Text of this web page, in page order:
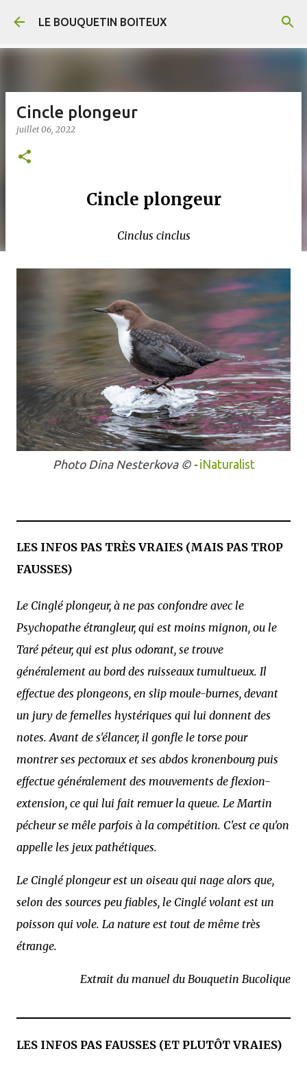
Accéder au contenu principal
LE BOUQUETIN BOITEUX
Cincle plongeur
juillet 06, 2022
Cincle plongeur
Cinclus cinclus
Photo Dina Nesterkova© -iNaturalist
LES INFOS PAS TRÈS VRAIES (MAIS PAS TROP
FAUSSES)
Le Cinglé plongeur, à ne pas confondre avec le
Psychopathe étrangleur, qui est moins mignon, ou le
Taré péteur, qui est plus odorant, se trouve
généralement au bord des ruisseaux tumultueux. Il
effectue des plongeons, en slip moule-burnes, devant
un jury de femelles hystériques qui lui donnent des
notes. Avant de s'élancer, il gonfle le torse pour
montrer ses pectoraux et ses abdos kronenbourg puis
effectue généralement des mouvements de flexion-
extension, ce qui lui fait remuer la queue. Le Martin
pécheur se mêle parfois à la compétition. C'est ce qu'on
appelle les jeux pathétiques.
Le Cinglé plongeur est un oiseau qui nage alors que,
selon des sources peu fiables, le Cinglé volant est un
poisson qui vole. La nature est tout de même très
étrange.
Extrait du manuel du Bouquetin Bucolique
LES INFOS PAS FAUSSES (ET PLUTÔT VRAIES)